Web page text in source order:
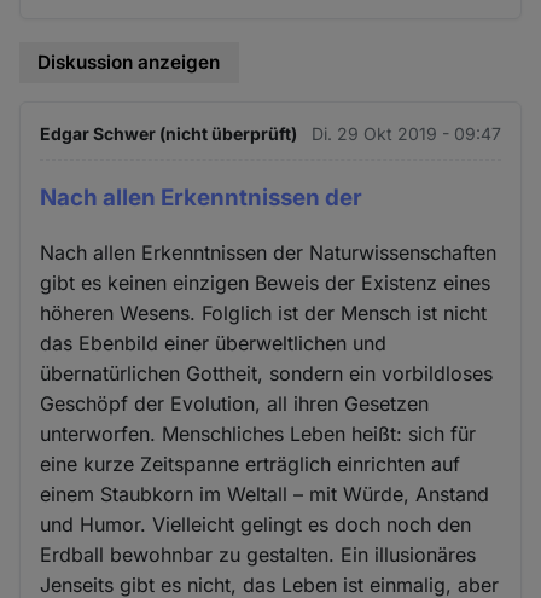
Diskussion anzeigen
Edgar Schwer (nicht überprüft) Di. 29 Okt 2019 - 09:47
Nach allen Erkenntnissen der
Nach allen Erkenntnissen der Naturwissenschaften
gibt es keinen einzigen Beweis der Existenz eines
höheren Wesens. Folglich ist der Mensch ist nicht
das Ebenbild einer überweltlichen und
übernatürlichen Gottheit, sondern ein vorbildloses
Geschöpf der Evolution, all ihren Gesetzen
unterworfen. Menschliches Leben heißt: sich für
eine kurze Zeitspanne erträglich einrichten auf
einem Staubkorn im Weltall – mit Würde, Anstand
und Humor. Vielleicht gelingt es doch noch den
Erdball bewohnbar zu gestalten. Ein illusionäres
Jenseits gibt es nicht, das Leben ist einmalig, aber